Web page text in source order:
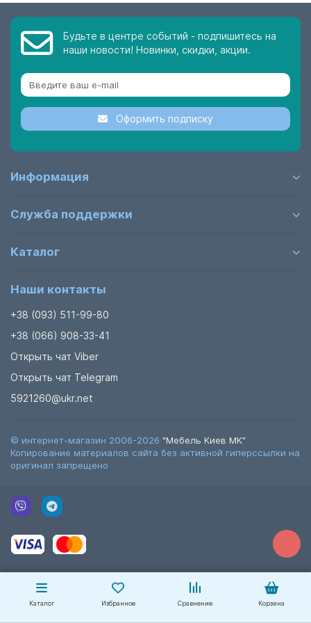
Будьте в центре событий - подпишитесь на
наши новости! Новинки, скидки, акции.
Оформить подписку
Информация
Служба поддержки
Каталог
Наши контакты
+38 (093) 511-99-80
+38 (066) 908-33-41
Открыть чат Viber
Открыть чат Telegram
5921260@ukr.net
© интернет-магазин 2006-2026 "Мебель Киев МК"
Копирование материалов сайта без активной гиперссылки на
оригинал запрещено
Каталог Избранное Сравнение Корзина